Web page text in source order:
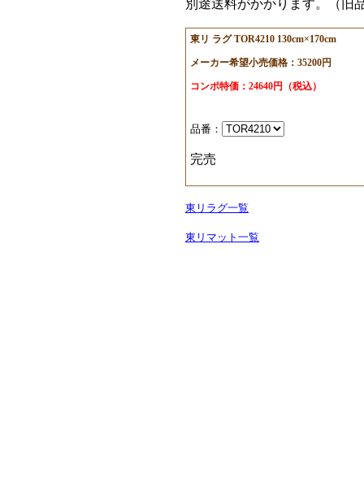
別途送料がかかります。（旧
東リ ラグ TOR4210 130cm×170cm
メーカー希望小売価格：35200円
コンポ特価：24640円（税込）
品番：
完売
東リラグ一覧
東リマット一覧